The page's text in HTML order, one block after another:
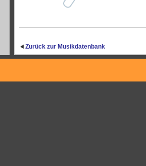
Zurück zur Musikdatenbank